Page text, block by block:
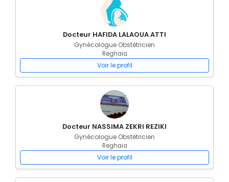
Docteur HAFIDA LALAOUA ATTI
Gynécologue Obstétricien
Reghaia
Voir le profil
Docteur NASSIMA ZEKRI REZIKI
Gynécologue Obstétricien
Reghaia
Voir le profil